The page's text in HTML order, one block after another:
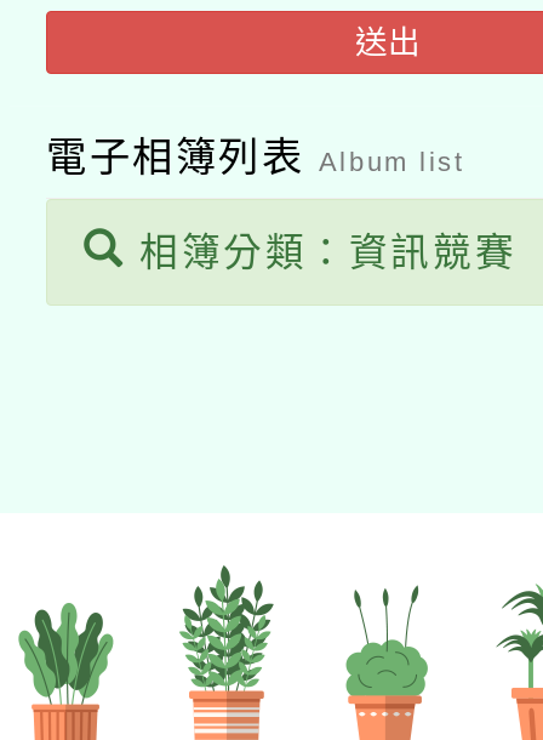
A3數位素養講師名單
送出
電子相簿列表 Album list
相簿分類：資訊競賽